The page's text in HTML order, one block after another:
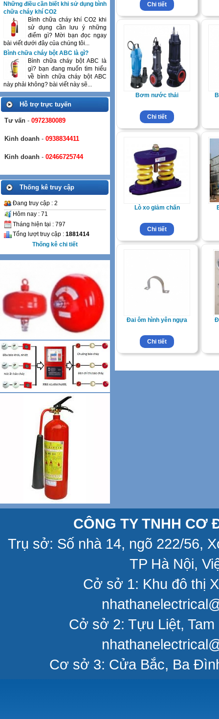
Những điều cần biết khi sử dụng bình
chữa cháy khí CO2
Bình chữa cháy khí CO2 khi
sử dụng cần lưu ý những
điểm gì? Mời bạn đọc ngay
bài viết dưới đây của chúng tôi...
Bình chữa cháy bột ABC là gì?
Bình chữa cháy bột ABC là
gì? bạn đang muốn tìm hiểu
về bình chữa cháy bột ABC
này phải không? bài viết này sẽ...
Hỗ trợ trực tuyến
Tư vấn - 0972380089
Kinh doanh - 0938834411
Kinh doanh - 02466725744
Thống kê truy cập
Đang truy cập : 2
Hôm nay : 71
Tháng hiện tại : 797
Tổng lượt truy cập : 1881414
Thống kê chi tiết
Chi tiết
Bơm nước thải
Chi tiết
Lò xo giảm chấn
Chi tiết
Đai ôm hình yên ngựa
Chi tiết
CÔNG TY TNHH CƠ
Trụ sở: Số nhà 14, ngõ 222/56,
TP Hà Nội,
Cở sở 1: Khu đô thị
Cở sở 2: Tựu Liệt,
Cơ sở 3: Cửa Bắc, Ba